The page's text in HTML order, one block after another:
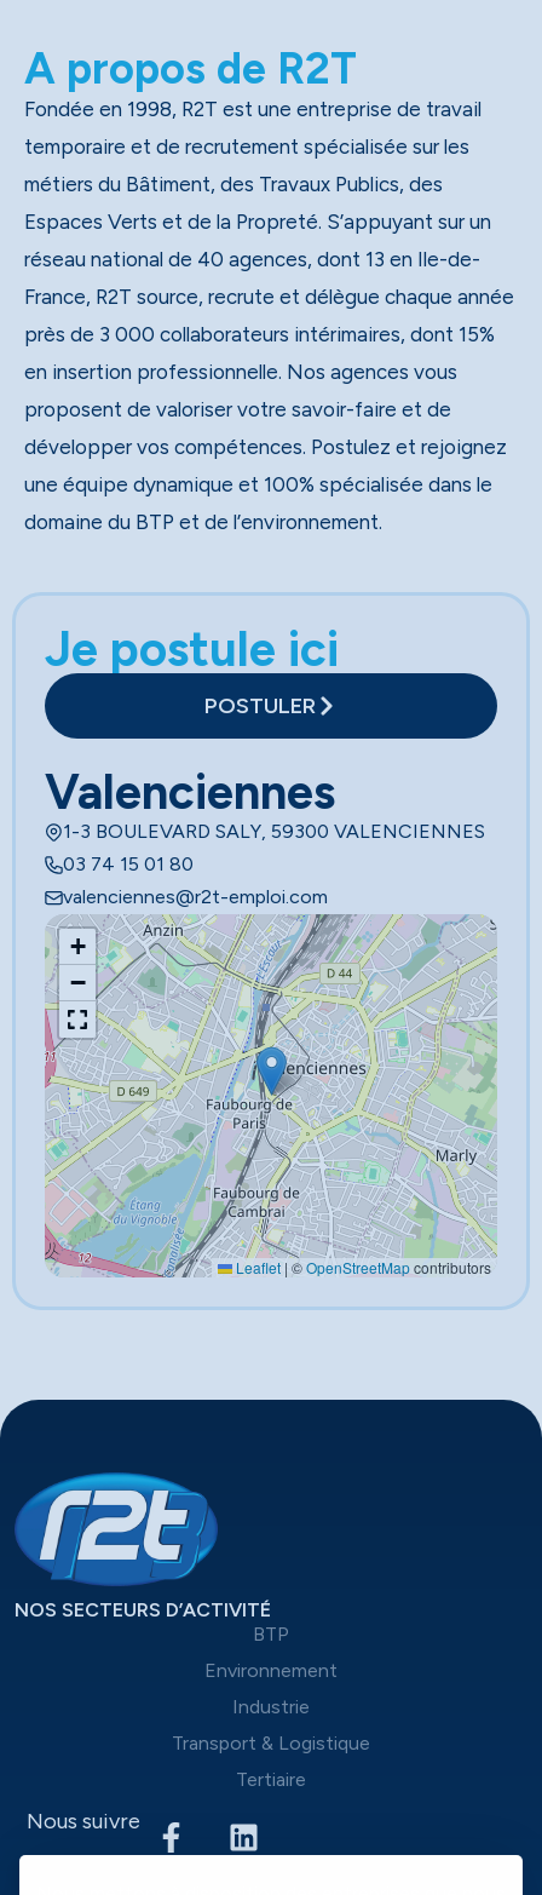
A propos de R2T
Fondée en 1998, R2T est une entreprise de travail
temporaire et de recrutement spécialisée sur les
métiers du Bâtiment, des Travaux Publics, des
Espaces Verts et de la Propreté. S’appuyant sur un
réseau national de 40 agences, dont 13 en Ile-de-
France, R2T source, recrute et délègue chaque année
près de 3 000 collaborateurs intérimaires, dont 15%
en insertion professionnelle. Nos agences vous
proposent de valoriser votre savoir-faire et de
développer vos compétences. Postulez et rejoignez
une équipe dynamique et 100% spécialisée dans le
domaine du BTP et de l’environnement.
Je postule ici
POSTULER
Valenciennes
1-3 BOULEVARD SALY, 59300 VALENCIENNES
03 74 15 01 80
valenciennes@r2t-emploi.com
+
−
Leaflet | ©OpenStreetMapcontributors
NOS SECTEURS D’ACTIVITÉ
BTP
Environnement
Industrie
Transport & Logistique
Tertiaire
Nous suivre